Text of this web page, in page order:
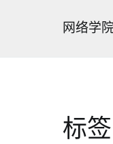
网络学
标签